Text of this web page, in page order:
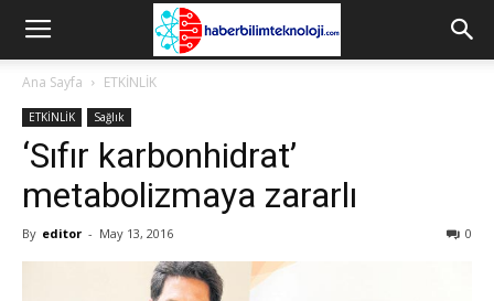
Ana Sayfa ETKİNLİK
ETKİNLİK Sağlık
‘Sıfır karbonhidrat’
metabolizmaya zararlı
By editor - May 13, 2016 0